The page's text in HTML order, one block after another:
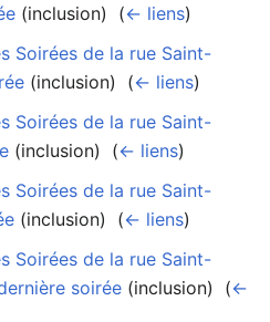
(inclusion) ‎ (← liens)
Soirées de la rue Saint-
(inclusion) ‎ (← liens)
Soirées de la rue Saint-
(inclusion) ‎ (← liens)
Soirées de la rue Saint-
(inclusion) ‎ (← liens)
Soirées de la rue Saint-
soirée (inclusion) ‎ (←